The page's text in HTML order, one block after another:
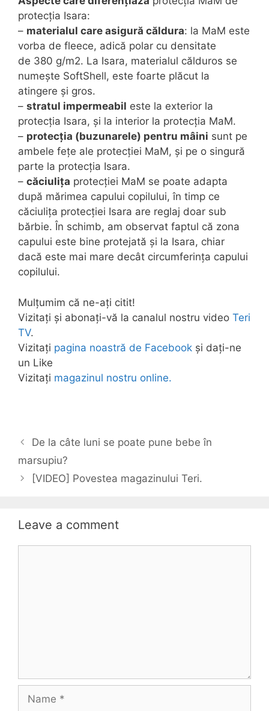
protecția Isara:
– materialul care asigură căldura: la MaM este
vorba de fleece, adică polar cu densitate
de 380 g/m2. La Isara, materialul călduros se
numește SoftShell, este foarte plăcut la
atingere și gros.
– stratul impermeabil este la exterior la
protecția Isara, și la interior la protecția MaM.
– protecția (buzunarele) pentru mâini sunt pe
ambele fețe ale protecției MaM, și pe o singură
parte la protecția Isara.
– căciulița protecției MaM se poate adapta
după mărimea capului copilului, în timp ce
căciulița protecției Isara are reglaj doar sub
bărbie. În schimb, am observat faptul că zona
capului este bine protejată și la Isara, chiar
dacă este mai mare decât circumferința capului
copilului.
Mulțumim că ne-ați citit!
Vizitați și abonați-vă la canalul nostru video Teri
TV.
Vizitați pagina noastră de Facebook și dați-ne
un Like
Vizitați magazinul nostru online.
De la câte luni se poate pune bebe în
marsupiu?
[VIDEO] Povestea magazinului Teri.
Leave a comment
Name